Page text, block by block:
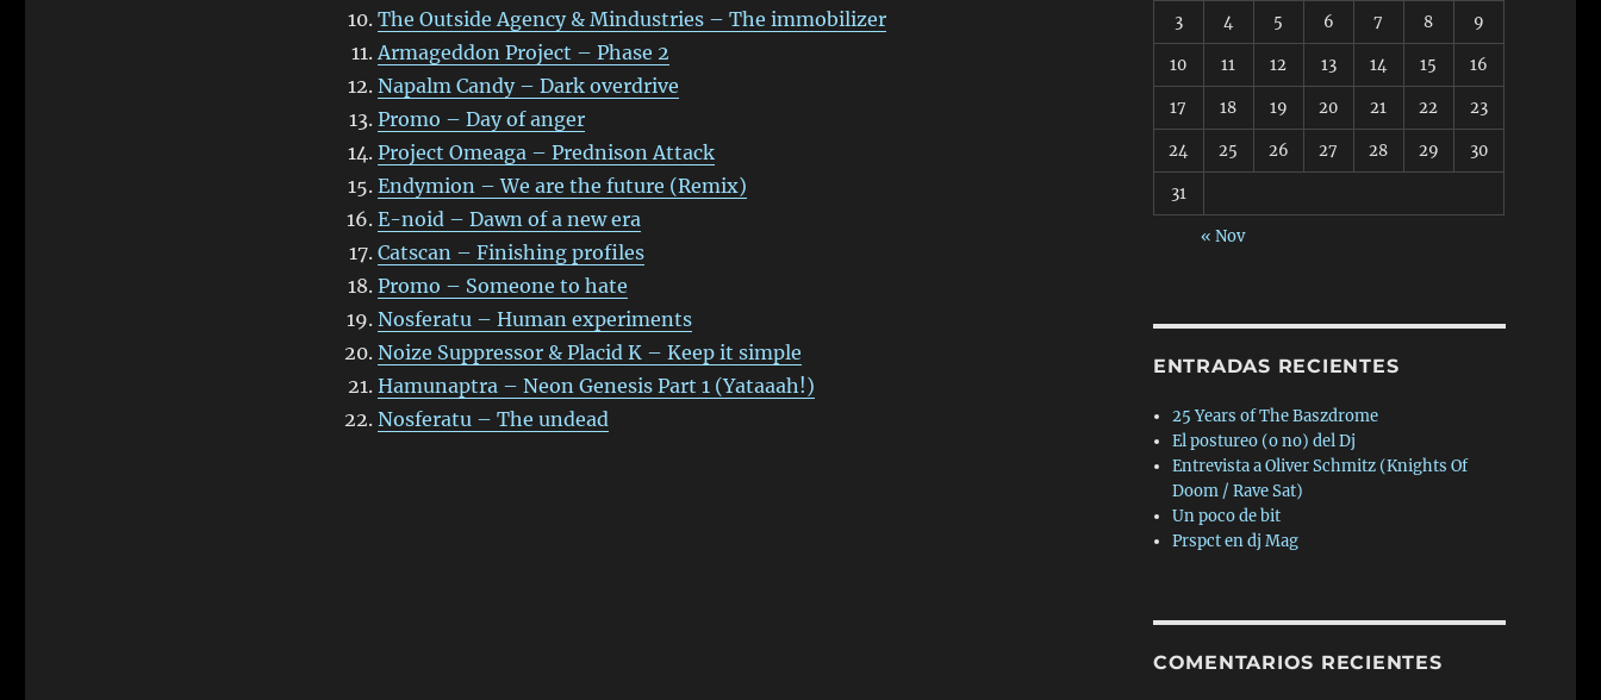
The Outside Agency & Mindustries – The immobilizer
Armageddon Project – Phase 2
Napalm Candy – Dark overdrive
Promo – Day of anger
Project Omeaga – Prednison Attack
Endymion – We are the future (Remix)
E-noid – Dawn of a new era
Catscan – Finishing profiles
Promo – Someone to hate
Nosferatu – Human experiments
Noize Suppressor & Placid K – Keep it simple
Hamunaptra – Neon Genesis Part 1 (Yataaah!)
Nosferatu – The undead
3 4 5 6 7 8 9
10 11 12 13 14 15 16
17 18 19 20 21 22 23
24 25 26 27 28 29 30
31
« Nov
ENTRADAS RECIENTES
25 Years of The Baszdrome
El postureo (o no) del Dj
Entrevista a Oliver Schmitz (Knights Of
Doom / Rave Sat)
Un poco de bit
Prspct en dj Mag
COMENTARIOS RECIENTES